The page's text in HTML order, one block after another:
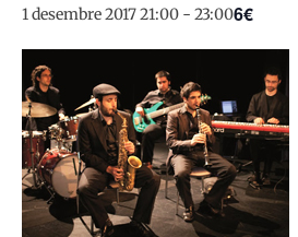
1 desembre 2017 21:00 - 23:006€